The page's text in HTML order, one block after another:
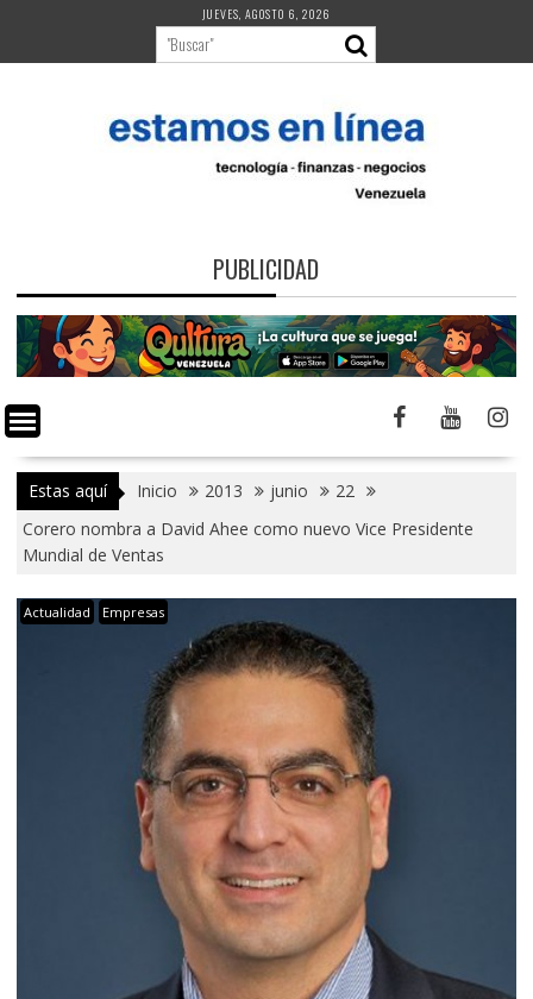
contenido
JUEVES, AGOSTO 6, 2026
PUBLICIDAD
Estas aquí Inicio 2013 junio
22
Corero nombra a David Ahee como nuevo Vice Presidente
Mundial de Ventas
Actualidad Empresas